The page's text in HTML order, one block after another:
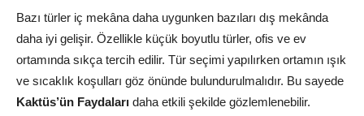
Bazı türler iç mekâna daha uygunken bazıları dış mekânda
daha iyi gelişir. Özellikle küçük boyutlu türler, ofis ve ev
ortamında sıkça tercih edilir. Tür seçimi yapılırken ortamın ışık
ve sıcaklık koşulları göz önünde bulundurulmalıdır. Bu sayede
Kaktüs’ün Faydaları daha etkili şekilde gözlemlenebilir.